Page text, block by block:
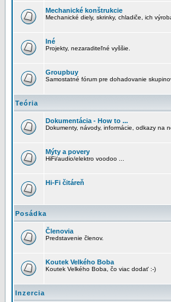
Mechanické konštrukcie
Mechanické diely, skrinky, chladiče, ich
Iné
Projekty, nezaraditeľné vyššie.
Groupbuy
Samostatné fórum pre dohadovanie
Teória
Dokumentácia - How to ...
Dokumenty, návody, informácie, odkazy na
Mýty a povery
HiFi/audio/elektro voodoo ...
Hi-Fi čitáreň
Posádka
Členovia
Predstavenie členov.
Koutek Velkého Boba
Koutek Velkého Boba, čo viac dodať :-)
Inzercia